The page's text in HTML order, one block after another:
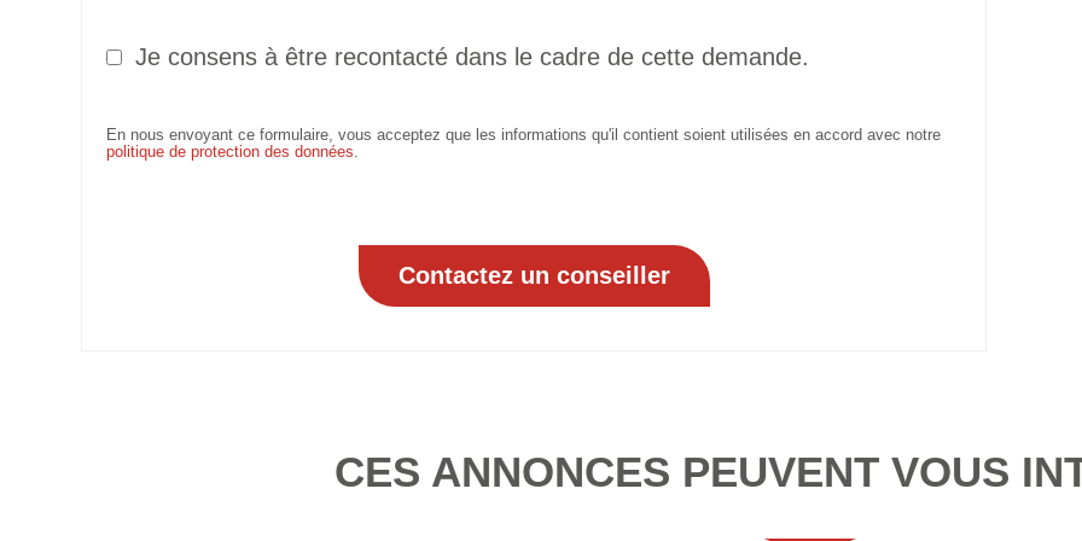
Je consens à être recontacté dans le cadre de cette demande.
En nous envoyant ce formulaire, vous acceptez que les informations qu'il contient soient utilisées en accord avec notre
politique de protection des données.
CES ANNONCES PEUVENT VOUS